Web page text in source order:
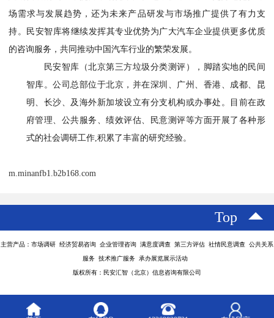
场需求与发展趋势，还为未来产品研发与市场推广提供了有力支
持。民安智库将继续发挥其专业优势为广大汽车企业提供更多优质
的咨询服务，共同推动中国汽车行业的繁荣发展。
民安智库（北京第三方垃圾分类测评），脚踏实地的民间
智库。公司总部位于北京，并在深圳、广州、香港、成都、昆
明、长沙、及海外新加坡设立有分支机构或办事处。目前在政
府管理、公共服务、绩效评估、民意测评等方面开展了各种形
式的社会调研工作,积累了丰富的研究经验。
m.minanfb1.b2b168.com
Top
主营产品：市场调研 经济贸易咨询 企业管理咨询 满意度调查 第三方评估 社情民意调查 公共关系
服务 技术推广服务 承办展览展示活动
版权所有：民安汇智（北京）信息咨询有限公司